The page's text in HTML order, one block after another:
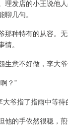
理发店的小王说他
几句。
那种特有的从容。
。
意不好做，李大
？”
爷指了指雨中等
他的手依然很稳，